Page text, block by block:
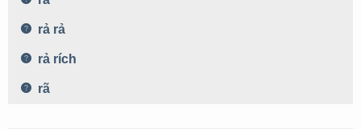
rả rả
rả rích
rã